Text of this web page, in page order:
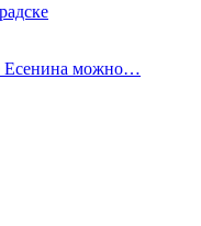
Есенина можно…